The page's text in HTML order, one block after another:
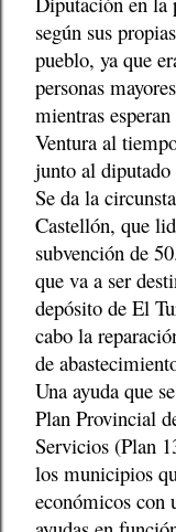
según sus
pueblo, ya que
personas
mientras
Ventura al
junto al
Se da la
Castellón, que
subvención de
que va a ser
depósito de El
cabo la
de
Una ayuda que
Plan Provincial
Servicios (Plan
los municipios
económicos con